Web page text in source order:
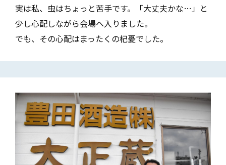
実は私、虫はちょっと苦手です。「大丈夫かな…」と
少し心配しながら会場へ入りました。
でも、その心配はまったくの杞憂でした。